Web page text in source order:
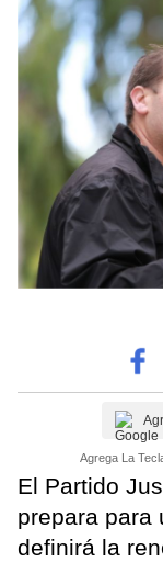
Agrega La
El Partido
prepara para
definirá la